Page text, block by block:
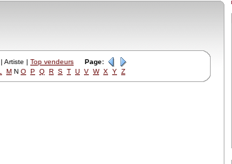
| Artiste | Top vendeurs
Page:
M N O P Q R S T U V W X Y Z